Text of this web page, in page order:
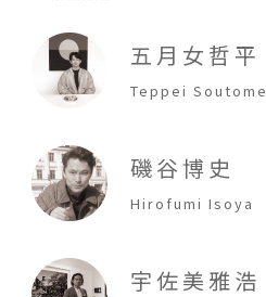
五月女哲平
Teppei Soutome
磯谷博史
Hirofumi Isoya
宇佐美雅浩